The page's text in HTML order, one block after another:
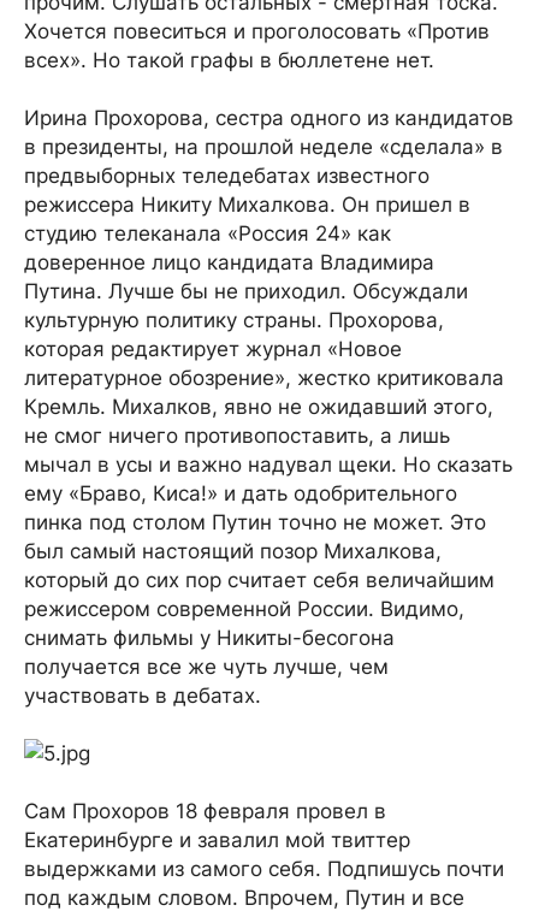
Хочется повеситься и проголосовать «Против
всех». Но такой графы в бюллетене нет.
Ирина Прохорова, сестра одного из кандидатов
в президенты, на прошлой неделе «сделала» в
предвыборных теледебатах известного
режиссера Никиту Михалкова. Он пришел в
студию телеканала «Россия 24» как
доверенное лицо кандидата Владимира
Путина. Лучше бы не приходил. Обсуждали
культурную политику страны. Прохорова,
которая редактирует журнал «Новое
литературное обозрение», жестко критиковала
Кремль. Михалков, явно не ожидавший этого,
не смог ничего противопоставить, а лишь
мычал в усы и важно надувал щеки. Но сказать
ему «Браво, Киса!» и дать одобрительного
пинка под столом Путин точно не может. Это
был самый настоящий позор Михалкова,
который до сих пор считает себя величайшим
режиссером современной России. Видимо,
снимать фильмы у Никиты-бесогона
получается все же чуть лучше, чем
участвовать в дебатах.
Сам Прохоров 18 февраля провел в
Екатеринбурге и завалил мой твиттер
выдержками из самого себя. Подпишусь почти
под каждым словом. Впрочем, Путин и все